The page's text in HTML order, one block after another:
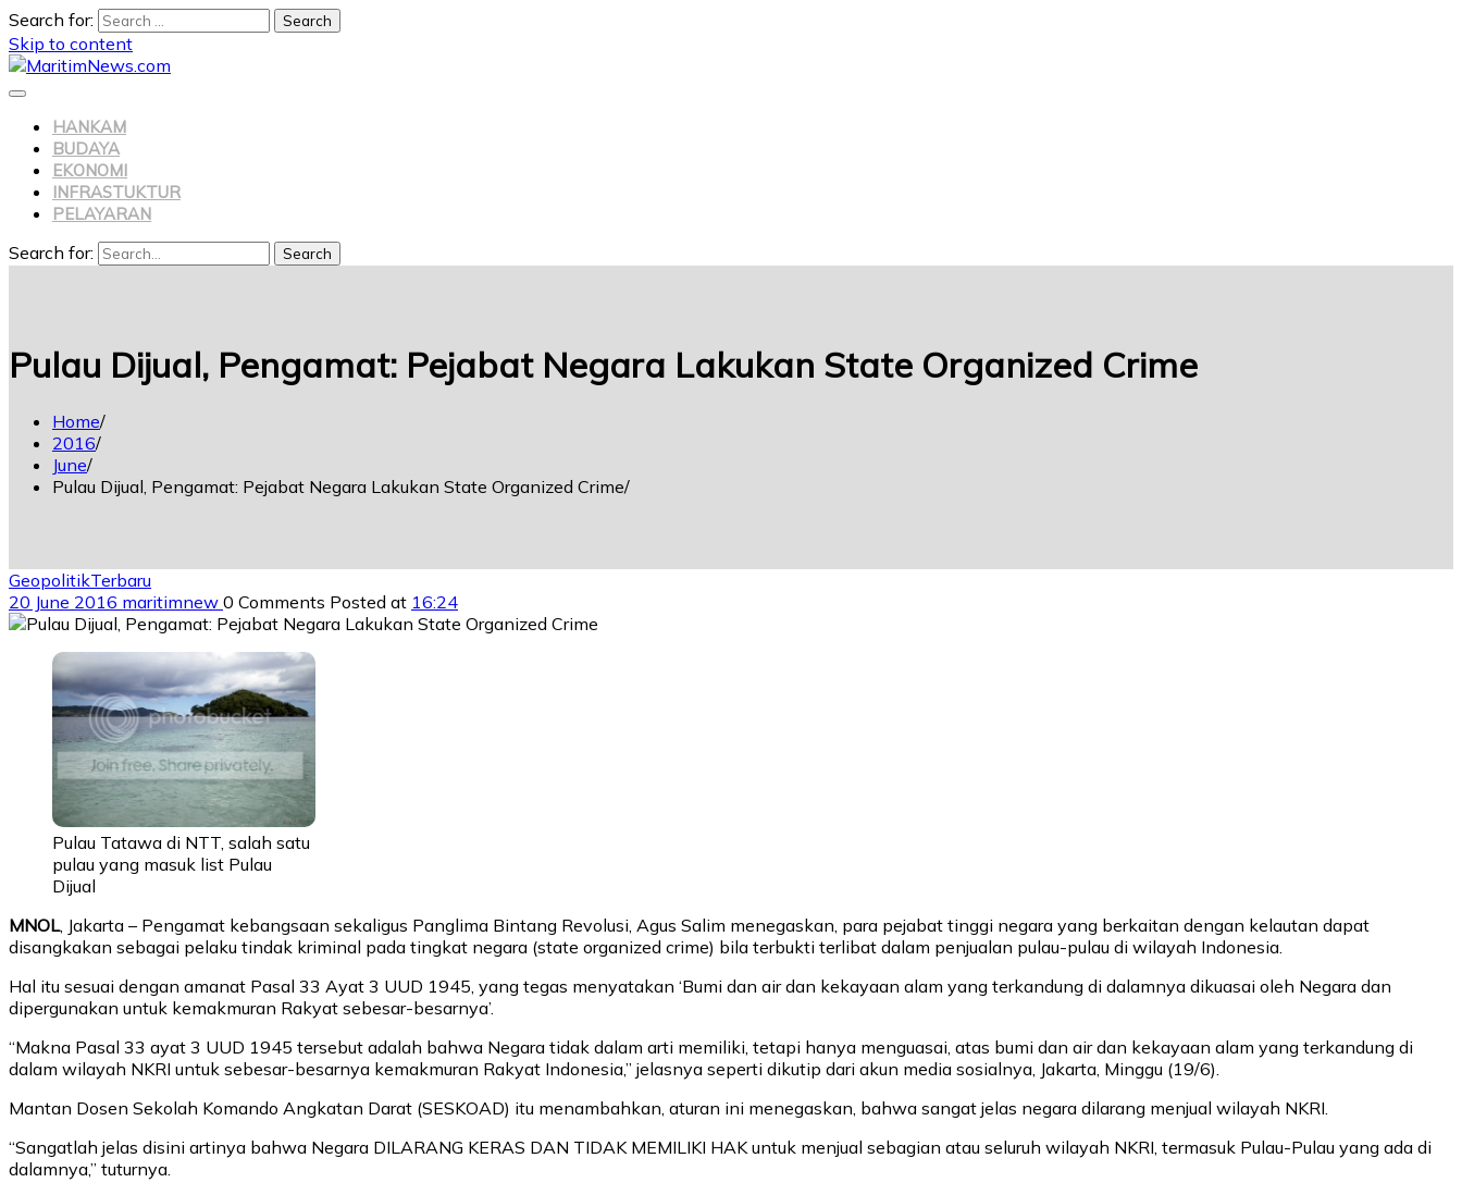
Search for:
Skip to content
HANKAM
BUDAYA
EKONOMI
INFRASTUKTUR
PELAYARAN
Search for: Search
Pulau Dijual, Pengamat: Pejabat Negara Lakukan State Organized Crime
Home
2016
June
Pulau Dijual, Pengamat: Pejabat Negara Lakukan State Organized Crime
GeopolitikTerbaru
20 June 2016 maritimnew 0 Comments Posted at 16:24
Pulau Tatawa di NTT, salah satu
pulau yang masuk list Pulau
Dijual
MNOL, Jakarta – Pengamat kebangsaan sekaligus Panglima Bintang Revolusi, Agus Salim menegaskan, para pejabat tinggi negara yang berkaitan dengan kelautan dapat
disangkakan sebagai pelaku tindak kriminal pada tingkat negara (state organized crime) bila terbukti terlibat dalam penjualan pulau-pulau di wilayah Indonesia.
Hal itu sesuai dengan amanat Pasal 33 Ayat 3 UUD 1945, yang tegas menyatakan ‘Bumi dan air dan kekayaan alam yang terkandung di dalamnya dikuasai oleh Negara dan
dipergunakan untuk kemakmuran Rakyat sebesar-besarnya’.
“Makna Pasal 33 ayat 3 UUD 1945 tersebut adalah bahwa Negara tidak dalam arti memiliki, tetapi hanya menguasai, atas bumi dan air dan kekayaan alam yang terkandung di
dalam wilayah NKRI untuk sebesar-besarnya kemakmuran Rakyat Indonesia,” jelasnya seperti dikutip dari akun media sosialnya, Jakarta, Minggu (19/6).
Mantan Dosen Sekolah Komando Angkatan Darat (SESKOAD) itu menambahkan, aturan ini menegaskan, bahwa sangat jelas negara dilarang menjual wilayah NKRI.
“Sangatlah jelas disini artinya bahwa Negara DILARANG KERAS DAN TIDAK MEMILIKI HAK untuk menjual sebagian atau seluruh wilayah NKRI, termasuk Pulau-Pulau yang ada di
dalamnya,” tuturnya.